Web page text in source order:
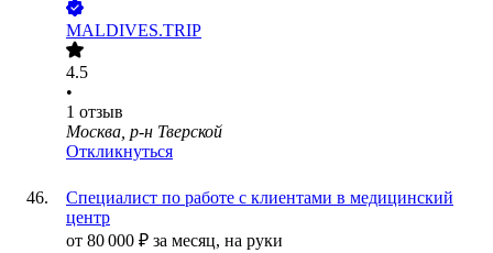
MALDIVES.TRIP
4.5
•
1 отзыв
Москва, р-н Тверской
Откликнуться
Специалист по работе с клиентами в медицинский
центр
от 80 000 ₽ за месяц, на руки